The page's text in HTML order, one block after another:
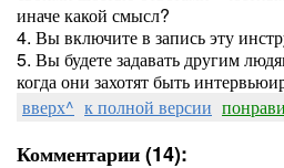
иначе какой смысл?
4. Вы включите в запись эту
5. Вы будете задавать другим
когда они захотят быть
вверх^ к полной версии
Комментарии (14):